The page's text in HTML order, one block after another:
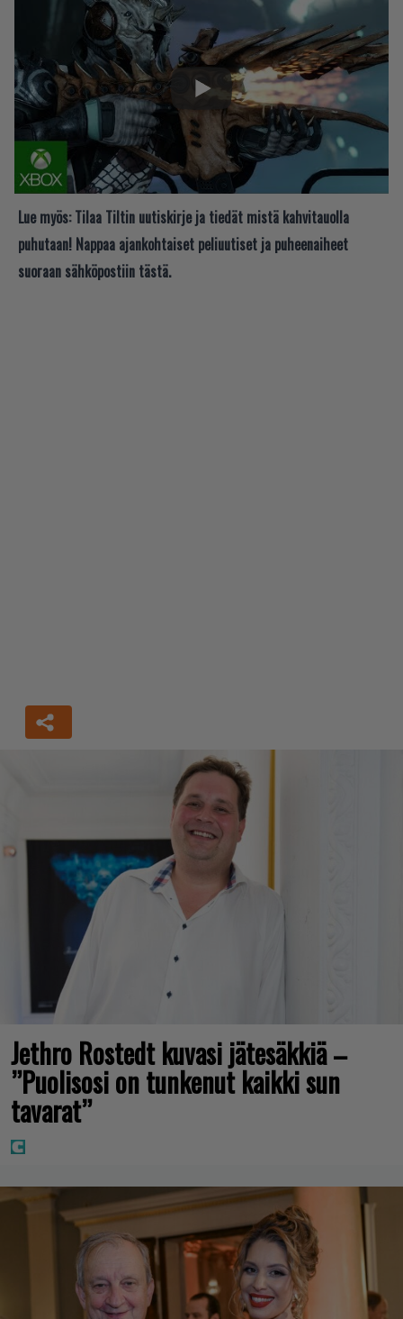
Lue myös: Tilaa Tiltin uutiskirje ja tiedät mistä kahvitauolla
puhutaan! Nappaa ajankohtaiset peliuutiset ja puheenaiheet
suoraan sähköpostiin tästä.
Jethro Rostedt kuvasi jätesäkkiä –
”Puolisosi on tunkenut kaikki sun
tavarat”